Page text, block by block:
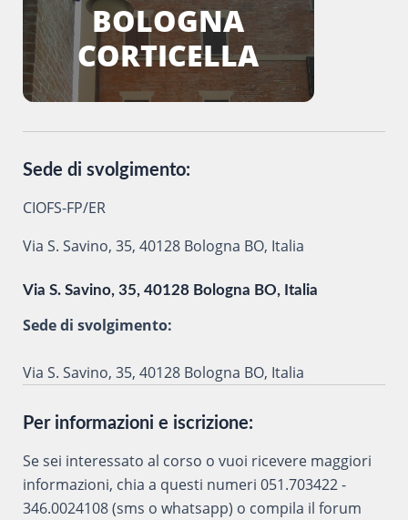
BOLOGNA
CORTICELLA
Sede di svolgimento:
CIOFS-FP/ER
Via S. Savino, 35, 40128 Bologna BO, Italia
Via S. Savino, 35, 40128 Bologna BO, Italia
Sede di svolgimento:
Via S. Savino, 35, 40128 Bologna BO, Italia
Per informazioni e iscrizione:
Se sei interessato al corso o vuoi ricevere maggiori
informazioni, chia a questi numeri 051.703422 -
346.0024108 (sms o whatsapp) o compila il forum